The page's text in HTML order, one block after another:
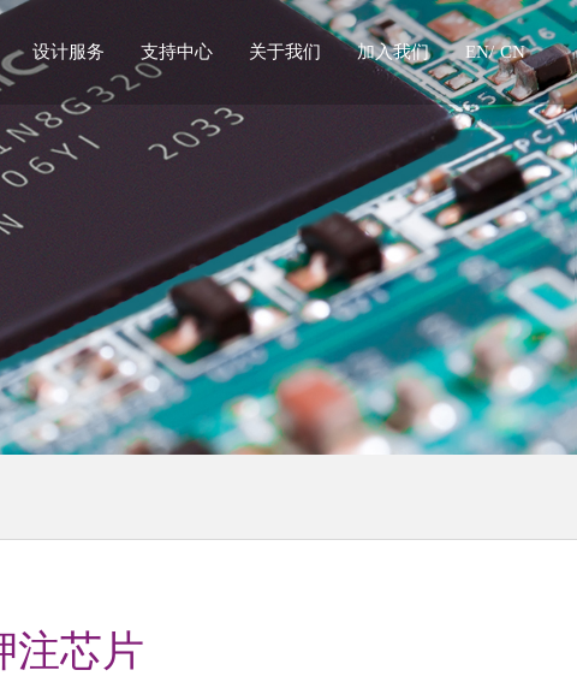
设计服务 支持中心 关于我们 加入我们 EN/ CN
注芯片